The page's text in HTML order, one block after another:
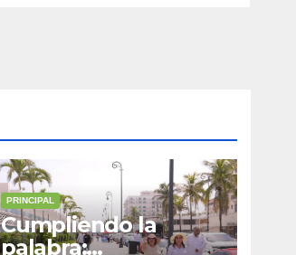
PRINCIPAL
Cumpliendo la
palabra: